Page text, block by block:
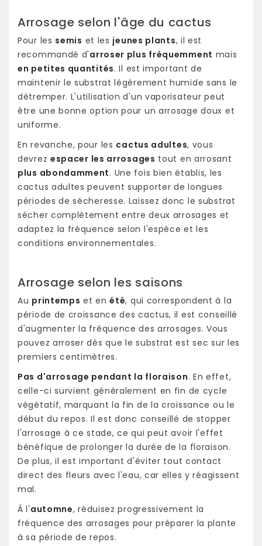
Arrosage selon l'âge du cactus
Pour les semis et les jeunes plants, il est
recommandé d'arroser plus fréquemment mais
en petites quantités. Il est important de
maintenir le substrat légèrement humide sans le
détremper. L'utilisation d'un vaporisateur peut
être une bonne option pour un arrosage doux et
uniforme.
En revanche, pour les cactus adultes, vous
devrez espacer les arrosages tout en arrosant
plus abondamment. Une fois bien établis, les
cactus adultes peuvent supporter de longues
périodes de sécheresse. Laissez donc le substrat
sécher complètement entre deux arrosages et
adaptez la fréquence selon l'espèce et les
conditions environnementales.
Arrosage selon les saisons
Au printemps et enété, qui correspondent à la
période de croissance des cactus, il est conseillé
d'augmenter la fréquence des arrosages. Vous
pouvez arroser dès que le substrat est sec sur les
premiers centimètres.
Pas d'arrosage pendant la floraison. En effet,
celle-ci survient généralement en fin de cycle
végétatif, marquant la fin de la croissance ou le
début du repos. Il est donc conseillé de stopper
l'arrosage à ce stade, ce qui peut avoir l'effet
bénéfique de prolonger la durée de la floraison.
De plus, il est important d'éviter tout contact
direct des fleurs avec l'eau, car elles y réagissent
mal.
À l'automne, réduisez progressivement la
fréquence des arrosages pour préparer la plante
à sa période de repos.